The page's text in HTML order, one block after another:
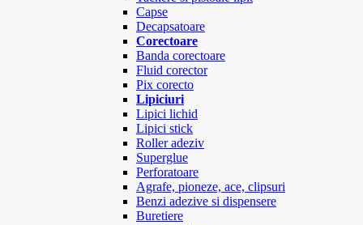
Capse
Decapsatoare
Corectoare
Banda corectoare
Fluid corector
Pix corecto
Lipiciuri
Lipici lichid
Lipici stick
Roller adeziv
Superglue
Perforatoare
Agrafe, pioneze, ace, clipsuri
Benzi adezive si dispensere
Buretiere